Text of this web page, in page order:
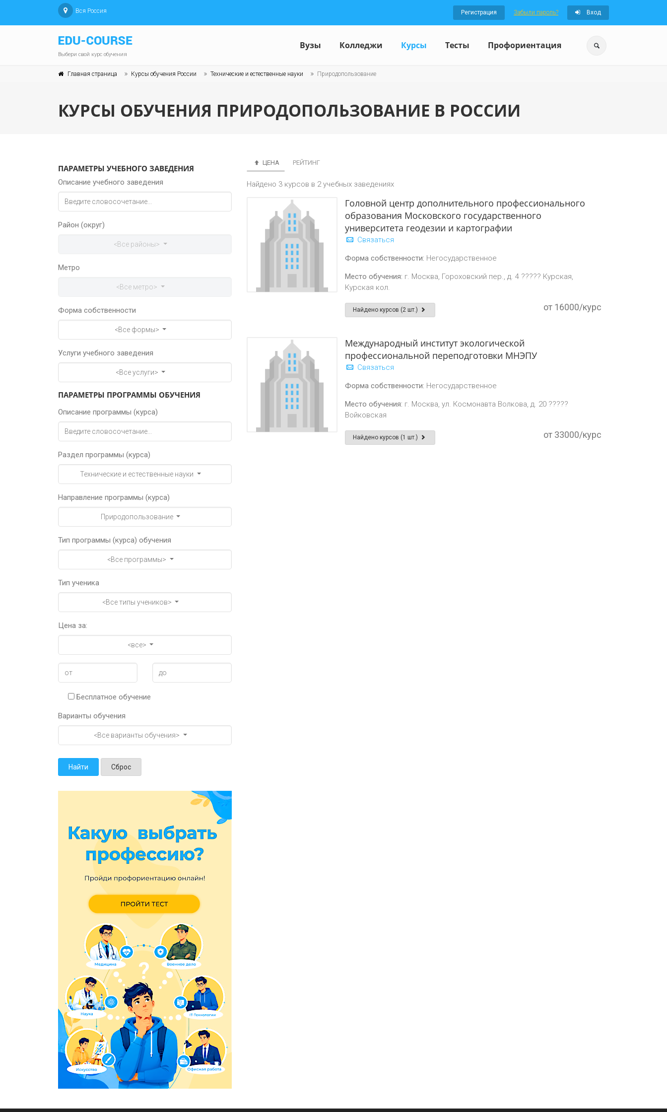
Вся Россия Регистрация Забыли пароль? Вход
Выбери свой курс обучения
Вузы Колледжи Курсы Тесты Профориентация
Главная страница Курсы обучения России Технические и естественные науки Природопользование
КУРСЫ ОБУЧЕНИЯ ПРИРОДОПОЛЬЗОВАНИЕ В РОССИИ
ПАРАМЕТРЫ УЧЕБНОГО ЗАВЕДЕНИЯ
Описание учебного заведения
Район (округ)
<Все районы>
Метро
<Все метро>
Форма собственности
<Все формы>
Услуги учебного заведения
<Все услуги>
ПАРАМЕТРЫ ПРОГРАММЫ ОБУЧЕНИЯ
Описание программы (курса)
Раздел программы (курса)
Технические и естественные науки
Направление программы (курса)
Природопользование
Тип программы (курса) обучения
<Все программы>
Тип ученика
<Все типы учеников>
Цена за:
<все>
Бесплатное обучение
Варианты обучения
<Все варианты обучения>
Найти Сброс
ЦЕНА РЕЙТИНГ
Найдено 3 курсов в 2 учебных заведениях
Головной центр дополнительного профессионального
образования Московского государственного
университета геодезии и картографии
Связаться
Форма собственности: Негосударственное
Место обучения: г. Москва, Гороховский пер., д. 4 ????? Курская,
Курская кол.
Найдено курсов (2 шт.) от 16000/курс
Международный институт экологической
профессиональной переподготовки МНЭПУ
Связаться
Форма собственности: Негосударственное
Место обучения: г. Москва, ул. Космонавта Волкова, д. 20 ?????
Войковская
Найдено курсов (1 шт.) от 33000/курс